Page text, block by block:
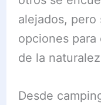
alejados,
opciones
de la
Desde